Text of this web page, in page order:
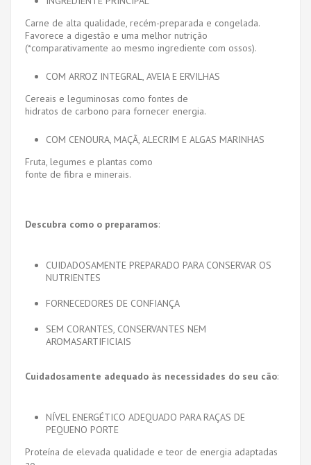
Carne de alta qualidade, recém-preparada e congelada.
Favorece a digestão e uma melhor nutrição
(*comparativamente ao mesmo ingrediente com ossos).
COM ARROZ INTEGRAL, AVEIA E ERVILHAS
Cereais e leguminosas como fontes de
hidratos de carbono para fornecer energia.
COM CENOURA, MAÇÃ, ALECRIM E ALGAS MARINHAS
Fruta, legumes e plantas como
fonte de fibra e minerais.
Descubra como o preparamos:
CUIDADOSAMENTE PREPARADO PARA CONSERVAR OS
NUTRIENTES
FORNECEDORES DE CONFIANÇA
SEM CORANTES, CONSERVANTES NEM
AROMASARTIFICIAIS
Cuidadosamente adequado às necessidades do seu cão:
NÍVEL ENERGÉTICO ADEQUADO PARA RAÇAS DE
PEQUENO PORTE
Proteína de elevada qualidade e teor de energia adaptadas